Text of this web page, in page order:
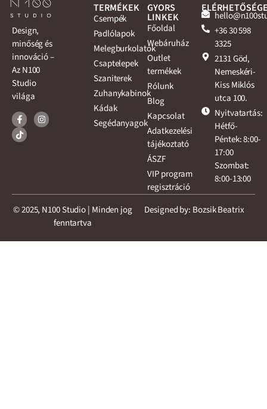
Design,
minőség és
innováció –
Az N100
Studio
világa
TERMÉKEK
Csempék
Padlólapok
Melegburkolatok
Csaptelepek
Szaniterek
Zuhanykabinok
Kádak
Segédanyagok
GYORS
LINKEK
Főoldal
Webáruház
Outlet
termékek
Rólunk
Blog
Kapcsolat
Adatkezelési
tájékoztató
ÁSZF
VIP program
regisztráció
+36 30 598
3325
2131 Göd,
Nemeskéri-
Kiss Miklós
utca 100.
Nyitvatartás:
Hétfő-
Péntek: 8:00-
17:00
Szombat:
8:00-13:00
© 2025, N100 Studio | Minden jog
fenntartva
Designed by: Bozsik Beatrix